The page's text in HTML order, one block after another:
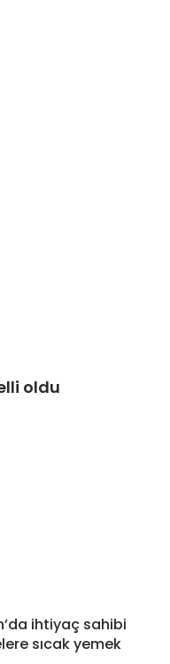
oldu
ihtiyaç sahibi
sıcak yemek